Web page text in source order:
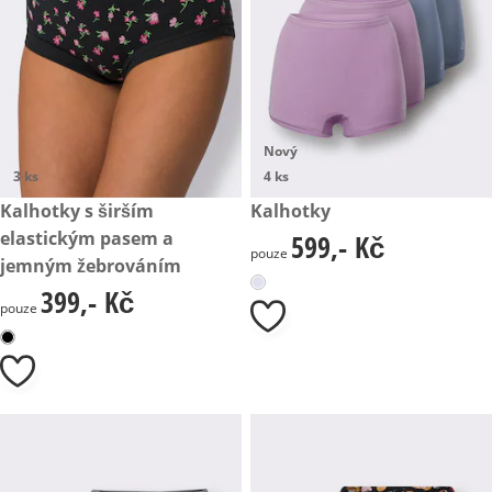
3 ks
399,- Kč
Kalhotky s širším
elastickým pasem a
jemným žebrováním
399,- Kč
pouze 399,- Kč
Nový
4 ks
599,- Kč
Kalhotky
599,- Kč
pouze 599,- Kč